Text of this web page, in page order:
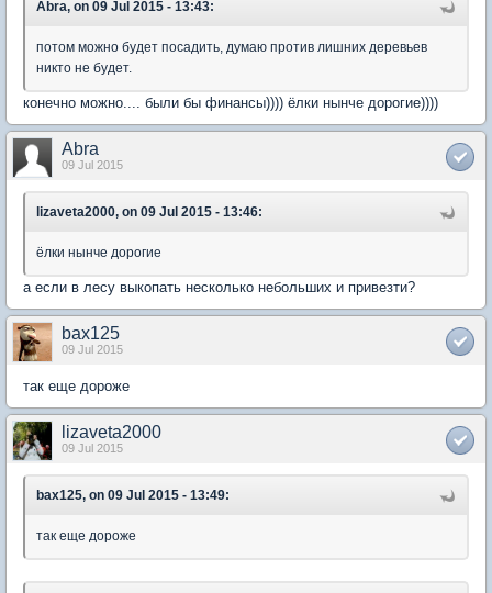
Abra, on 09 Jul 2015 - 13:43:
потом можно будет посадить, думаю против лишних деревьев
никто не будет.
конечно можно.... были бы финансы)))) ёлки нынче дорогие))))
Abra
09 Jul 2015
lizaveta2000, on 09 Jul 2015 - 13:46:
ёлки нынче дорогие
а если в лесу выкопать несколько небольших и привезти?
bax125
09 Jul 2015
так еще дороже
lizaveta2000
09 Jul 2015
bax125, on 09 Jul 2015 - 13:49:
так еще дороже